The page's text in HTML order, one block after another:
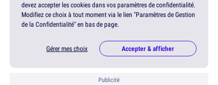
devez accepter les cookies dans vos paramètres de confidentialité.
Modifiez ce choix à tout moment via le lien "Paramètres de Gestion
de la Confidentialité" en bas de page.
Gérer mes choix Accepter & afficher
Publicité